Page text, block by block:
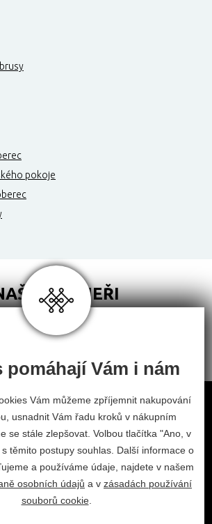
pokoje
PARTNEŘI
Obchodní podmínky
Odstoupení od smlouvy
Nastavení cookies
facebookinstagram
2026 © Habitat, a.s.
pomáhají Vám i nám
Vám můžeme zpříjemnit nakupování
usnadnit Vám řadu kroků v nákupním
se stále zlepšovat. Volbou tlačítka "Ano, v
těmito postupy souhlas. Další informace o
a používáme údaje, najdete v našem
osobních údajů a v zásadách používání
souborů cookie.